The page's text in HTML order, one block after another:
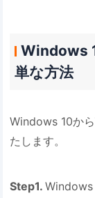
Windows
単な方法
Windows 10か
たします。
Step1.Windows